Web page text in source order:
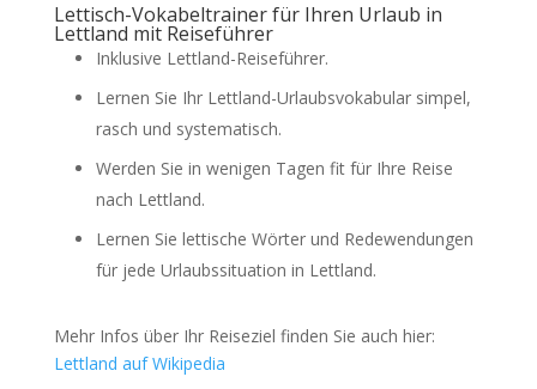
Lettisch-Vokabeltrainer für Ihren Urlaub in
Lettland mit Reiseführer
Inklusive Lettland-Reiseführer.
Lernen Sie Ihr Lettland-Urlaubsvokabular simpel,
rasch und systematisch.
Werden Sie in wenigen Tagen fit für Ihre Reise
nach Lettland.
Lernen Sie lettische Wörter und Redewendungen
für jede Urlaubssituation in Lettland.
Mehr Infos über Ihr Reiseziel finden Sie auch hier:
Lettland auf Wikipedia